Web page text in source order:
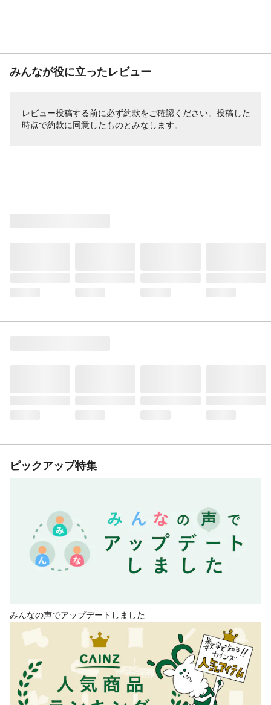
みんなが役に立ったレビュー
レビュー投稿する前に必ず約款をご確認ください。投稿した
時点で約款に同意したものとみなします。
ピックアップ特集
みんなの声でアップデートしました